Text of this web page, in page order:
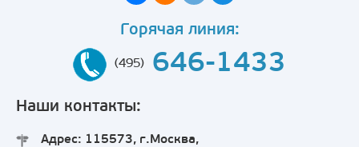
Горячая линия:
(495) 646-1433
Наши контакты:
Адрес: 115573, г.Москва,